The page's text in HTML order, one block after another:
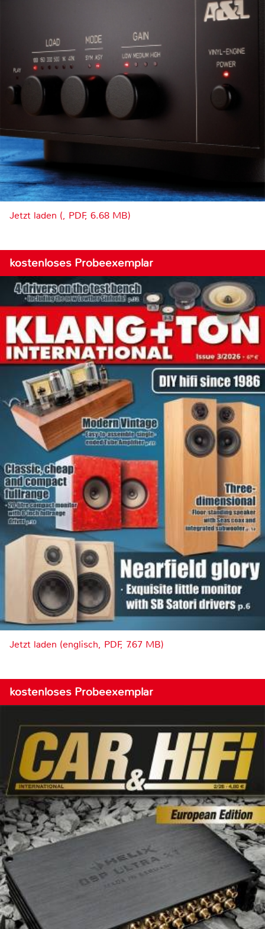
Jetzt laden (, PDF, 6.68 MB)
kostenloses Probeexemplar
Jetzt laden (englisch, PDF, 7.67 MB)
kostenloses Probeexemplar